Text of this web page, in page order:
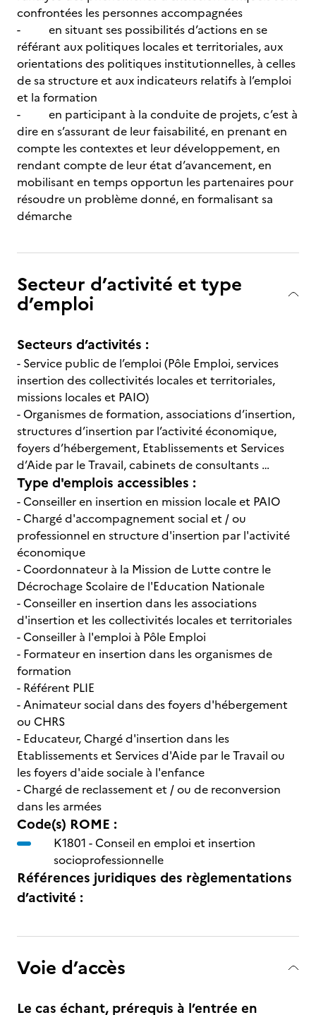
confrontées les personnes accompagnées
- en situant ses possibilités d’actions en se
référant aux politiques locales et territoriales, aux
orientations des politiques institutionnelles, à celles
de sa structure et aux indicateurs relatifs à l’emploi
et la formation
- en participant à la conduite de projets, c’est à
dire en s’assurant de leur faisabilité, en prenant en
compte les contextes et leur développement, en
rendant compte de leur état d’avancement, en
mobilisant en temps opportun les partenaires pour
résoudre un problème donné, en formalisant sa
démarche
Secteur d’activité et type
d’emploi
Secteurs d’activités :
- Service public de l’emploi (Pôle Emploi, services
insertion des collectivités locales et territoriales,
missions locales et PAIO)
- Organismes de formation, associations d’insertion,
structures d’insertion par l’activité économique,
foyers d’hébergement, Etablissements et Services
d’Aide par le Travail, cabinets de consultants …
Type d'emplois accessibles :
- Conseiller en insertion en mission locale et PAIO
- Chargé d'accompagnement social et / ou
professionnel en structure d'insertion par l'activité
économique
- Coordonnateur à la Mission de Lutte contre le
Décrochage Scolaire de l'Education Nationale
- Conseiller en insertion dans les associations
d'insertion et les collectivités locales et territoriales
- Conseiller à l'emploi à Pôle Emploi
- Formateur en insertion dans les organismes de
formation
- Référent PLIE
- Animateur social dans des foyers d'hébergement
ou CHRS
- Educateur, Chargé d'insertion dans les
Etablissements et Services d'Aide par le Travail ou
les foyers d'aide sociale à l'enfance
- Chargé de reclassement et / ou de reconversion
dans les armées
Code(s) ROME :
K1801 -Conseil en emploi et insertion
socioprofessionnelle
Références juridiques des règlementations
d’activité :
Voie d’accès
Le cas échant, prérequis à l’entrée en